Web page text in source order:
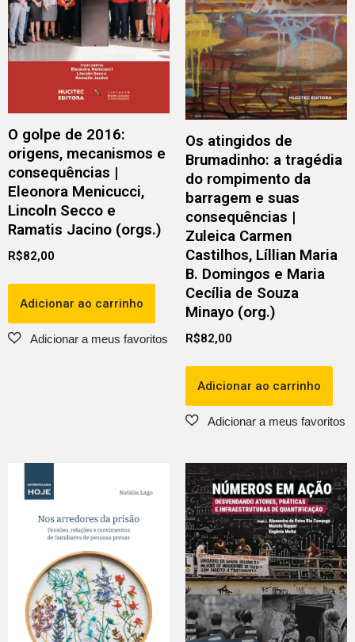
O golpe de 2016:
origens, mecanismos e
consequências |
Eleonora Menicucci,
Lincoln Secco e
Ramatis Jacino (orgs.)
R$82,00
Adicionar ao carrinho
Os atingidos de
Brumadinho: a tragédia
do rompimento da
barragem e suas
consequências |
Zuleica Carmen
Castilhos, Líllian Maria
B. Domingos e Maria
Cecília de Souza
Minayo (org.)
R$82,00
Adicionar ao carrinho